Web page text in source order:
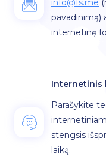
pavadinimą)
internetinę
Internetinis
Parašykite
stengsis
laiką.